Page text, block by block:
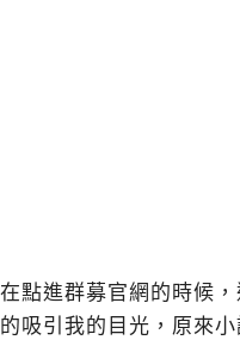
在點進群募官網的時候
的吸引我的目光，原來